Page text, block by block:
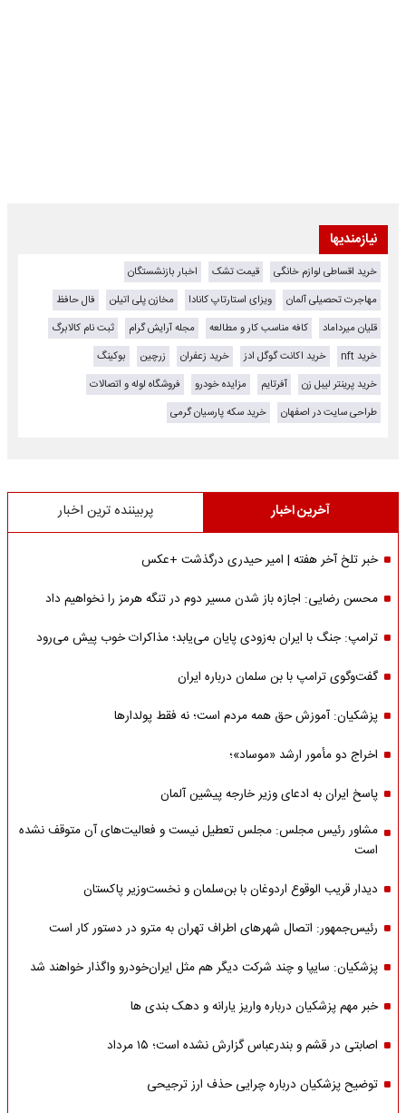
نیازمندیها
خرید اقساطی لوازم خانگی قیمت تشک
اخبار بازنشستگان
مهاجرت تحصیلی آلمان
ویزای استارتاپ کانادا مخازن پلی اتیلن
فال حافظ
قلیان میرداماد
کافه مناسب کار و مطالعه مجله آرایش گرام
ثبت نام کالابرگ
خرید nft
خرید اکانت گوگل ادز خرید زعفران زرچین
بوکینگ
خرید پرینتر لیبل زن
آفرتایم مزایده خودرو
فروشگاه لوله و اتصالات
طراحی سایت در اصفهان
خرید سکه پارسیان گرمی
آخرین اخبار پربیننده ترین اخبار
خبر تلخ آخر هفته | امیر حیدری درگذشت +عکس
محسن رضایی: اجازه باز شدن مسیر دوم در تنگه هرمز را نخواهیم داد
ترامپ: جنگ با ایران به‌زودی پایان می‌یابد؛ مذاکرات خوب پیش می‌رود
گفت‌وگوی ترامپ با بن سلمان درباره ایران
پزشکیان: آموزش حق همه مردم است؛ نه فقط پولدارها
اخراج دو مأمور ارشد «موساد»؛
پاسخ ایران به ادعای وزیر خارجه پیشین آلمان
مشاور رئیس مجلس: مجلس تعطیل نیست و فعالیت‌های آن متوقف نشده
است
دیدار قریب الوقوع اردوغان با بن‌سلمان و نخست‌وزیر پاکستان
رئیس‌جمهور: اتصال شهرهای اطراف تهران به مترو در دستور کار است
پزشکیان: سایپا و چند شرکت دیگر هم مثل ایران‌خودرو واگذار خواهند شد
خبر مهم پزشکیان درباره واریز یارانه و دهک بندی ها
اصابتی در قشم و بندرعباس گزارش نشده است؛ ۱۵ مرداد
توضیح پزشکیان درباره چرایی حذف ارز ترجیحی